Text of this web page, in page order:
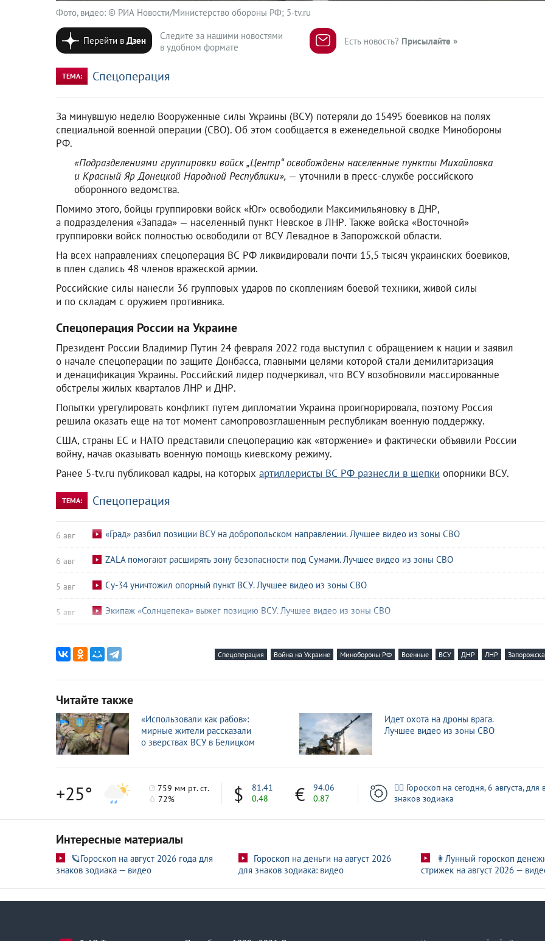
Фото, видео: © РИА Новости/Министерство обороны РФ; 5-tv.ru
Перейти вДзен
Следите за нашими новостями
в удобном формате
Есть новость? Присылайте »
ТЕМА: Спецоперация
За минувшую неделю Вооруженные силы Украины (ВСУ) потеряли до 15495 боевиков на полях
специальной военной операции (СВО). Об этом сообщается в еженедельной сводке Минобороны
РФ.
«Подразделениями группировки войск „Центр“ освобождены населенные пункты Михайловка
и Красный Яр Донецкой Народной Республики», — уточнили в пресс-службе российского
оборонного ведомства.
Помимо этого, бойцы группировки войск «Юг» освободили Максимильяновку в ДНР,
а подразделения «Запада» — населенный пункт Невское в ЛНР. Также войска «Восточной»
группировки войск полностью освободили от ВСУ Левадное в Запорожской области.
На всех направлениях спецоперация ВС РФ ликвидировали почти 15,5 тысяч украинских боевиков,
в плен сдались 48 членов вражеской армии.
Российские силы нанесли 36 групповых ударов по скоплениям боевой техники, живой силы
и по складам с оружием противника.
Спецоперация России на Украине
Президент России Владимир Путин 24 февраля 2022 года выступил с обращением к нации и заявил
о начале спецоперации по защите Донбасса, главными целями которой стали демилитаризация
и денацификация Украины. Российский лидер подчеркивал, что ВСУ возобновили массированные
обстрелы жилых кварталов ЛНР и ДНР.
Попытки урегулировать конфликт путем дипломатии Украина проигнорировала, поэтому Россия
решила оказать еще на тот момент самопровозглашенным республикам военную поддержку.
США, страны ЕС и НАТО представили спецоперацию как «вторжение» и фактически объявили России
войну, начав оказывать военную помощь киевскому режиму.
Ранее 5-tv.ru публиковал кадры, на которых артиллеристы ВС РФ разнесли в щепки опорники ВСУ.
ТЕМА: Спецоперация
6 авг «Град» разбил позиции ВСУ на добропольском направлении. Лучшее видео из зоны СВО
6 авг ZALA помогают расширять зону безопасности под Сумами. Лучшее видео из зоны СВО
5 авг Су-34 уничтожил опорный пункт ВСУ. Лучшее видео из зоны СВО
5 авг Экипаж «Солнцепека» выжег позицию ВСУ. Лучшее видео из зоны СВО
4 авг Десантники-артиллеристы «Днепра» поразили опорник ВСУ. Лучшее видео из зоны СВО
3 авг Экипаж Ми-28НМ уничтожил пункт управления БПЛА ВСУ. Лучшее видео из зоны СВО
1 авг Армия России освободила населенные пункты Ольговка и Любицкое
1 авг «Прикрытие» штурмовиков от ударов с неба. Лучшее видео из зоны СВО
Спецоперация Война на Украине Минобороны РФ Военные ВСУ ДНР ЛНР
Читайте также
«Использовали как рабов»:
мирные жители рассказали
о зверствах ВСУ в Белицком
Идет охота на дроны врага.
Лучшее видео из зоны СВО
+25°
759 мм рт. ст.
72%
81.41
0.48
94.06
0.87
🧙‍♀ Гороскоп на сегодня, 6 августа, для
знаков зодиака
Интересные материалы
🪐Гороскоп на август 2026 года для
знаков зодиака — видео
Гороскоп на деньги на август 2026
для знаков зодиака: видео
👩Лунный гороскоп
стрижек на август 2026 —